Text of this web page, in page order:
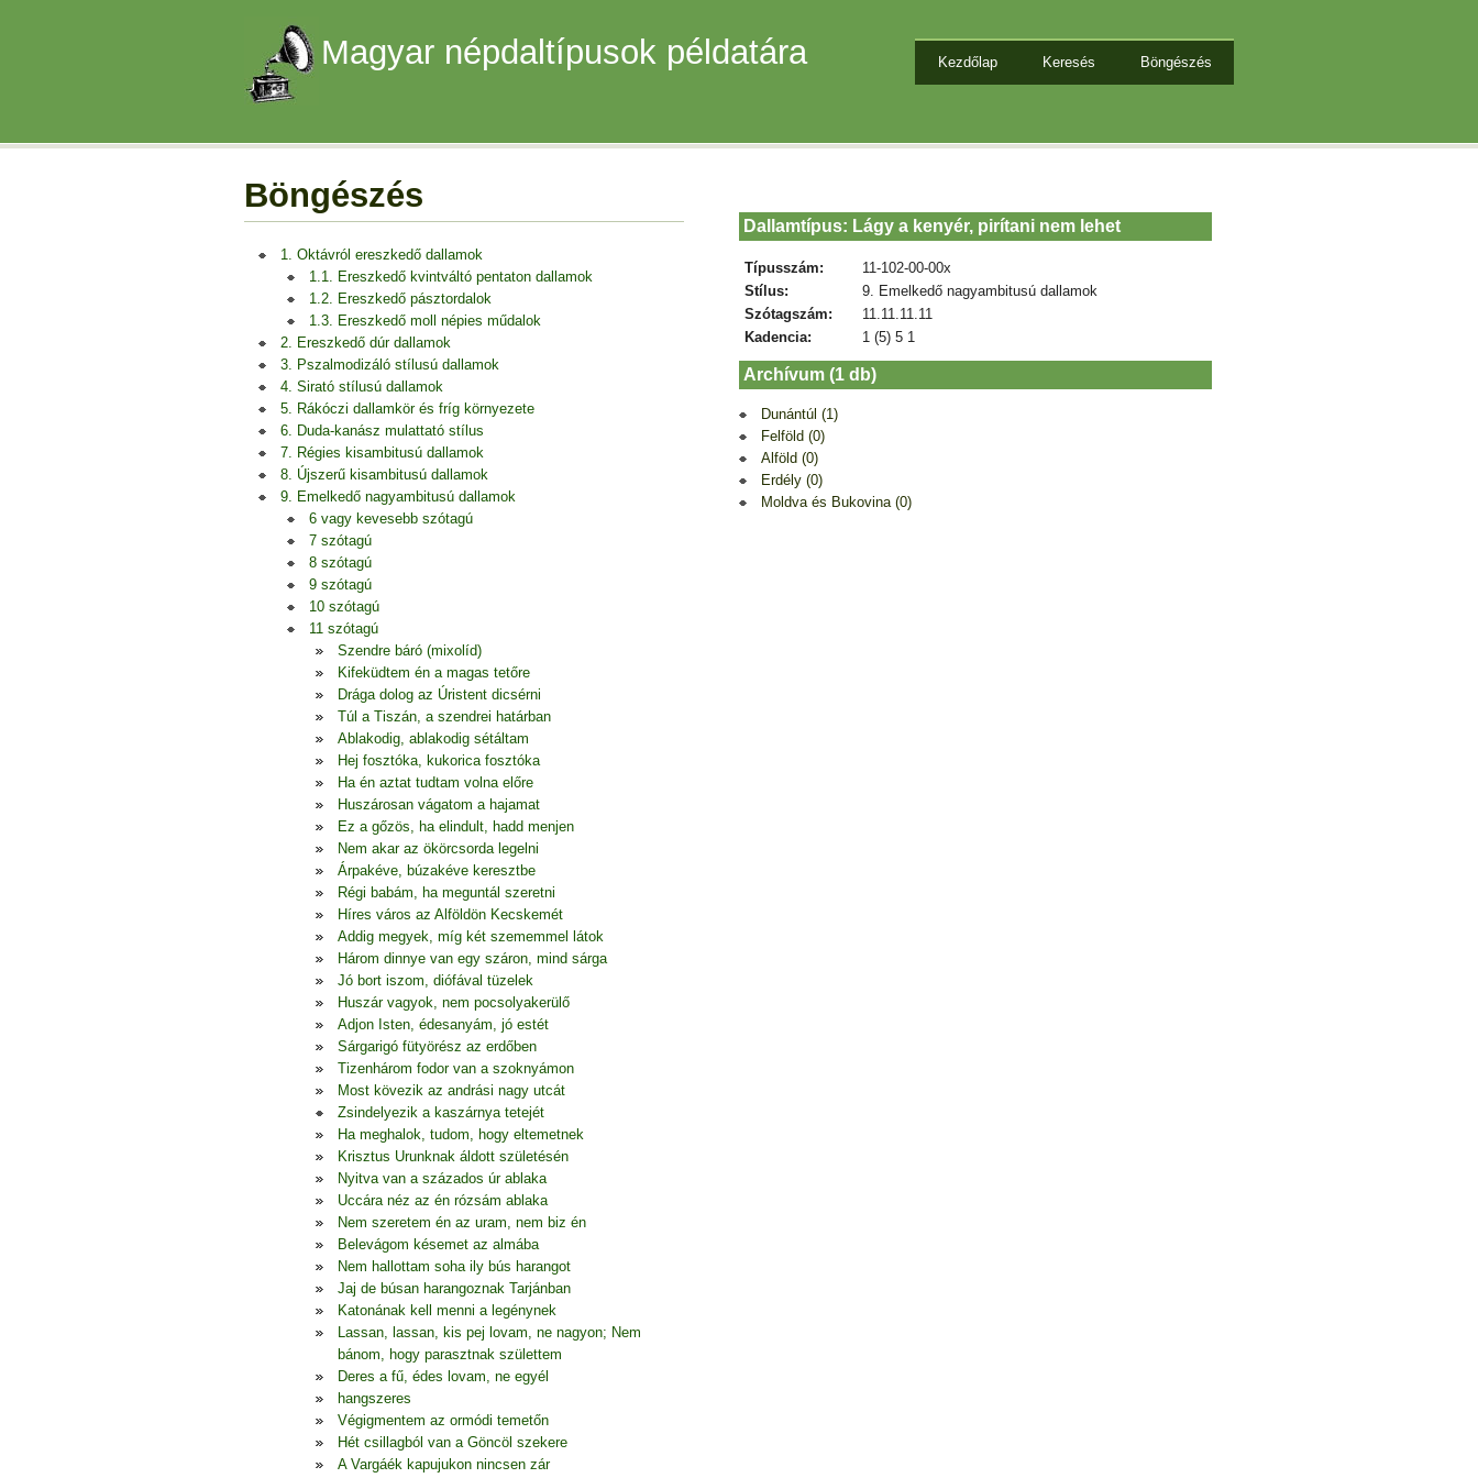
Magyar népdaltípusok példatára Kezdőlap Keresés Böngészés
Böngészés
1. Oktávról ereszkedő dallamok
1.1. Ereszkedő kvintváltó pentaton dallamok
1.2. Ereszkedő pásztordalok
1.3. Ereszkedő moll népies műdalok
2. Ereszkedő dúr dallamok
3. Pszalmodizáló stílusú dallamok
4. Sirató stílusú dallamok
5. Rákóczi dallamkör és fríg környezete
6. Duda-kanász mulattató stílus
7. Régies kisambitusú dallamok
8. Újszerű kisambitusú dallamok
9. Emelkedő nagyambitusú dallamok
6 vagy kevesebb szótagú
7 szótagú
8 szótagú
9 szótagú
10 szótagú
11 szótagú
Szendre báró (mixolíd)
Kifeküdtem én a magas tetőre
Drága dolog az Úristent dicsérni
Túl a Tiszán, a szendrei határban
Ablakodig, ablakodig sétáltam
Hej fosztóka, kukorica fosztóka
Ha én aztat tudtam volna előre
Huszárosan vágatom a hajamat
Ez a gőzös, ha elindult, hadd menjen
Nem akar az ökörcsorda legelni
Árpakéve, búzakéve keresztbe
Régi babám, ha meguntál szeretni
Híres város az Alföldön Kecskemét
Addig megyek, míg két szememmel látok
Három dinnye van egy száron, mind sárga
Jó bort iszom, diófával tüzelek
Huszár vagyok, nem pocsolyakerülő
Adjon Isten, édesanyám, jó estét
Sárgarigó fütyörész az erdőben
Tizenhárom fodor van a szoknyámon
Most kövezik az andrási nagy utcát
Zsindelyezik a kaszárnya tetejét
Ha meghalok, tudom, hogy eltemetnek
Krisztus Urunknak áldott születésén
Nyitva van a százados úr ablaka
Uccára néz az én rózsám ablaka
Nem szeretem én az uram, nem biz én
Belevágom késemet az almába
Nem hallottam soha ily bús harangot
Jaj de búsan harangoznak Tarjánban
Katonának kell menni a legénynek
Lassan, lassan, kis pej lovam, ne nagyon; Nem
bánom, hogy parasztnak születtem
Deres a fű, édes lovam, ne egyél
hangszeres
Végigmentem az ormódi temetőn
Hét csillagból van a Göncöl szekere
A Vargáék kapujukon nincsen zár
Dallamtípus: Lágy a kenyér, pirítani nem lehet
Típusszám:
11-102-00-00x
Stílus:
9. Emelkedő nagyambitusú dallamok
Szótagszám:
11.11.11.11
Kadencia:
1 (5) 5 1
Archívum (1 db)
Dunántúl (1)
Felföld (0)
Alföld (0)
Erdély (0)
Moldva és Bukovina (0)